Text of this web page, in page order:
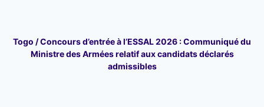
Togo / Concours d’entrée à l’ESSAL 2026 : Communiqué du
Ministre des Armées relatif aux candidats déclarés
admissibles